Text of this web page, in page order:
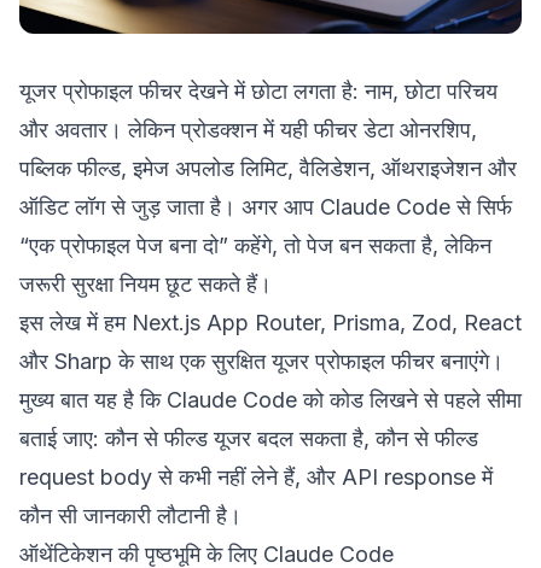
यूजर प्रोफाइल फीचर देखने में छोटा लगता है: नाम, छोटा परिचय
और अवतार। लेकिन प्रोडक्शन में यही फीचर डेटा ओनरशिप,
पब्लिक फील्ड, इमेज अपलोड लिमिट, वैलिडेशन, ऑथराइजेशन और
ऑडिट लॉग से जुड़ जाता है। अगर आप Claude Code से सिर्फ
“एक प्रोफाइल पेज बना दो” कहेंगे, तो पेज बन सकता है, लेकिन
जरूरी सुरक्षा नियम छूट सकते हैं।
इस लेख में हम Next.js App Router, Prisma, Zod, React
और Sharp के साथ एक सुरक्षित यूजर प्रोफाइल फीचर बनाएंगे।
मुख्य बात यह है कि Claude Code को कोड लिखने से पहले सीमा
बताई जाए: कौन से फील्ड यूजर बदल सकता है, कौन से फील्ड
request body से कभी नहीं लेने हैं, और API response में
कौन सी जानकारी लौटानी है।
ऑथेंटिकेशन की पृष्ठभूमि के लिए Claude Code